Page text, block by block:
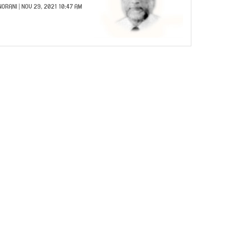
| NOV 29, 2021 10:47 AM |